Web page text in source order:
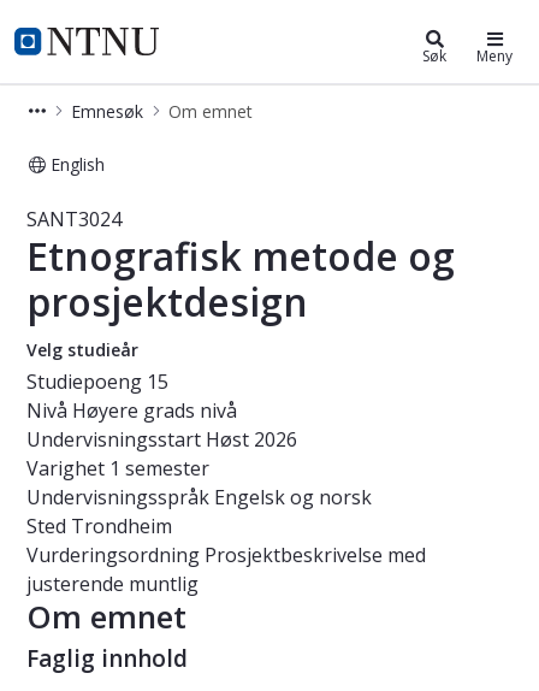
NTNU Hjemmeside
Studier Søk Meny
Emnesøk Om emnet
English
Emne - Etnografisk metode og
SANT3024
Etnografisk metode og
prosjektdesign
Velg studieår
Studiepoeng 15
Nivå Høyere grads nivå
Undervisningsstart Høst 2026
Varighet 1 semester
Undervisningsspråk Engelsk og norsk
Sted Trondheim
Vurderingsordning Prosjektbeskrivelse med
justerende muntlig
Om emnet
Faglig innhold